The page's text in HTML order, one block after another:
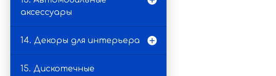
аксессуары
14. Декоры для интерьера
15. Дискотечные